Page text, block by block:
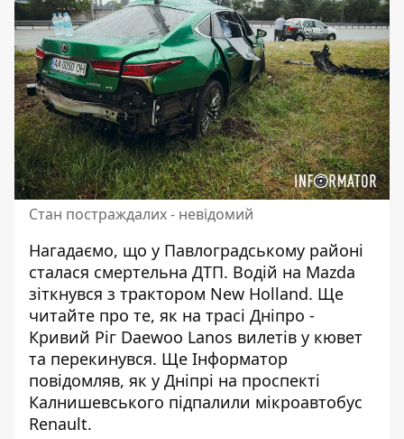
Стан постраждалих - невідомий
Нагадаємо, що у Павлоградському районі
сталася смертельна ДТП. Водій на Mazda
зіткнувся з трактором New Holland. Ще
читайте про те, як на трасі Дніпро -
Кривий Ріг Daewoo Lanos вилетів у кювет
та перекинувся. Ще Інформатор
повідомляв, як у Дніпрі на проспекті
Калнишевського підпалили мікроавтобус
Renault.